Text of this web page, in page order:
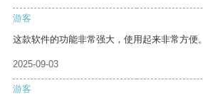
游客
这款软件的功能非常强大，使用起来非常方便。
2025-09-03
游客